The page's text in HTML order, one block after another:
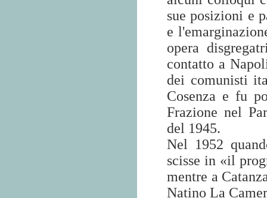
sue posizioni e
e
opera
contatto a
dei comunisti
Cosenza e fu
Frazione nel
del 1945.
Nel 1952
scisse in «il
mentre a
Natino La